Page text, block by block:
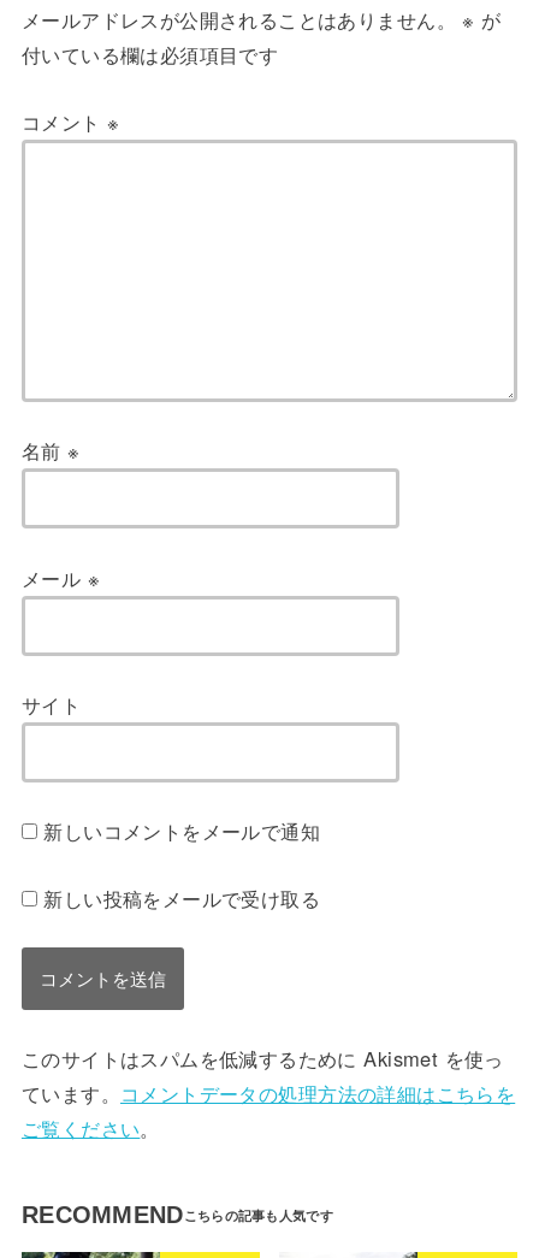
メールアドレスが公開されることはありません。 ※ が
付いている欄は必須項目です
コメント ※
名前※
メール ※
サイト
新しいコメントをメールで通知
新しい投稿をメールで受け取る
このサイトはスパムを低減するために Akismet を使っ
ています。 コメントデータの処理方法の詳細はこちらを
ご覧ください。
RECOMMEND